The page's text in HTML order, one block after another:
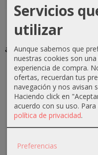
Lápiz de
ojos
automático
N1...
3,50 €
4,35 €
cutis secos
22,92
25,92
Servicios
utilizar
Aunque sabemos que
nuestras cookies son
experiencia de compra.
ofertas, recuerdan tus
navegación y nos avisan
Haciendo click en
acuerdo con su uso.
política de privacidad.
Preferencias